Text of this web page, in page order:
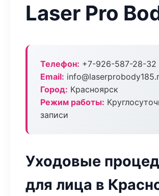
Laser Pro
Телефон: +7-926-587-28-32
Email:
Город: Красноярск
Режим работы:
записи
Уходовые
для лица в